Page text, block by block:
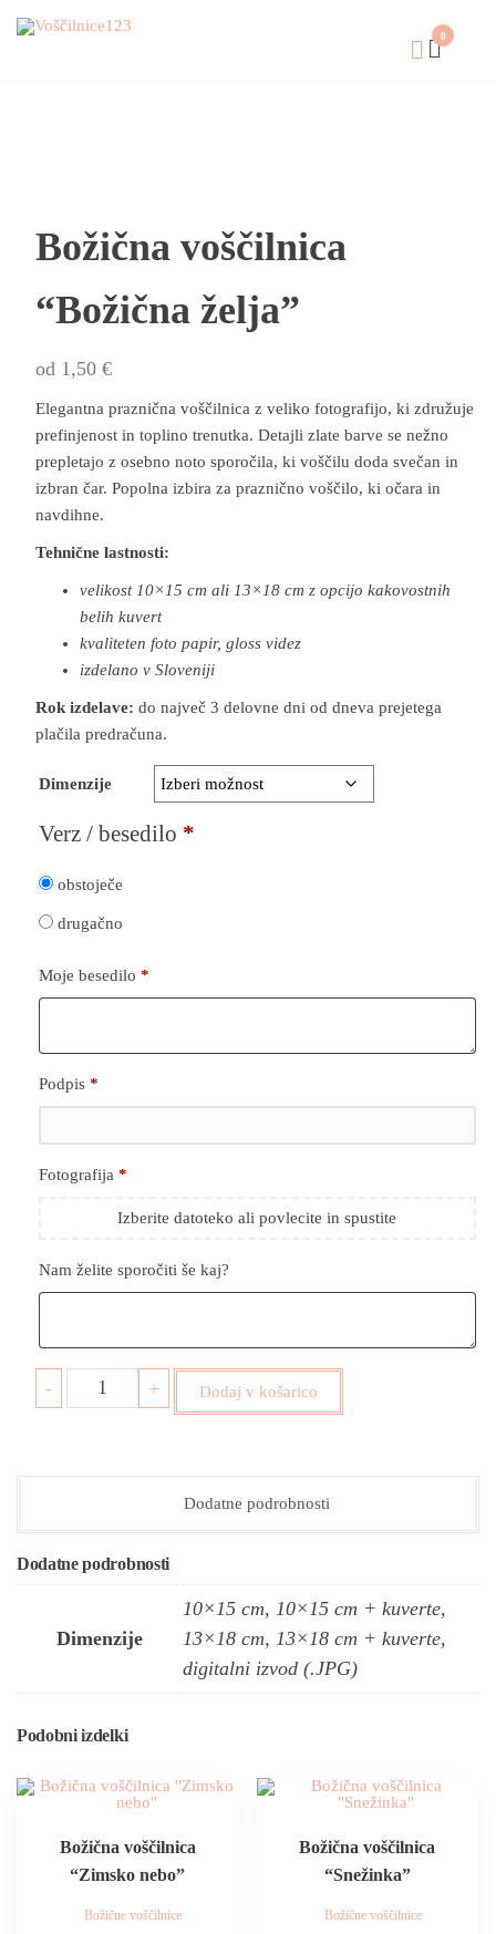
0
Božična voščilnica
“Božična želja”
od 1,50 €
Elegantna praznična voščilnica z veliko fotografijo, ki združuje
prefinjenost in toplino trenutka. Detajli zlate barve se nežno
prepletajo z osebno noto sporočila, ki voščilu doda svečan in
izbran čar. Popolna izbira za praznično voščilo, ki očara in
navdihne.
Tehnične lastnosti:
velikost 10×15 cm ali 13×18 cm z opcijo kakovostnih
belih kuvert
kvaliteten foto papir, gloss videz
izdelano v Sloveniji
Rok izdelave: do največ 3 delovne dni od dneva prejetega
plačila predračuna.
Dimenzije
Verz / besedilo *
obstoječe
drugačno
Moje besedilo *
Podpis *
Fotografija *
Izberite datoteko ali povlecite in spustite
Nam želite sporočiti še kaj?
- + Dodaj v košarico
Dodatne podrobnosti
Dodatne podrobnosti
Dimenzije
10×15 cm, 10×15 cm + kuverte,
13×18 cm, 13×18 cm + kuverte,
digitalni izvod (.JPG)
Podobni izdelki
Božična voščilnica
“Zimsko nebo”
Božične voščilnice
Božična voščilnica
“Snežinka”
Božične voščilnice